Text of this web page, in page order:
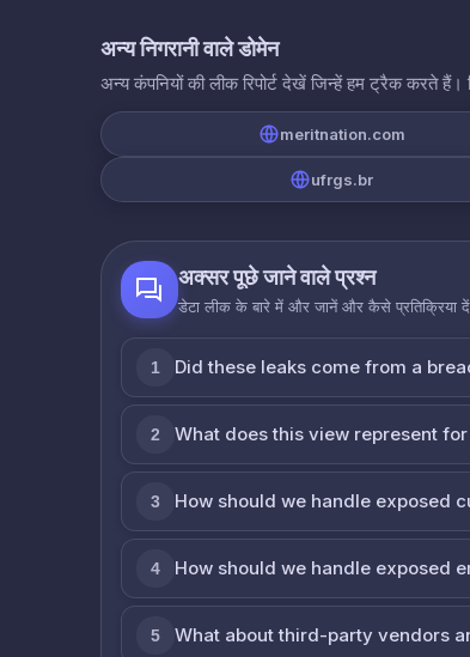
अन्य निगरानी वाले डोमेन
अन्य कंपनियों की लीक रिपोर्ट देखें जिन्हें हम ट्रैक करते
meritnation.com
ufrgs.br
अक्सर पूछे जाने वाले प्रश्न
डेटा लीक के बारे में और जानें और कैसे प्रतिक्रिया दें
1 Did these leaks come from a
2 What does this view represent
3 How should we handle exposed
4 How should we handle exposed
5 What about third-party vendors